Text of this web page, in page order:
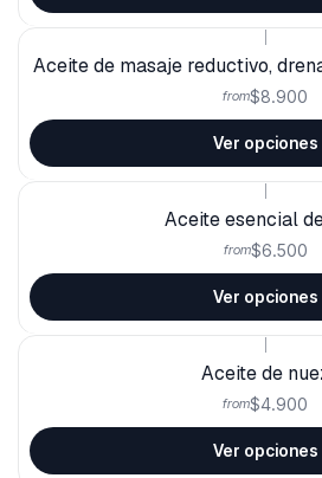
Aceite de masaje reductivo,
from$8.900
Ver opciones
Aceite esencial
from$6.500
Ver opciones
Aceite de
from$4.900
Ver opciones